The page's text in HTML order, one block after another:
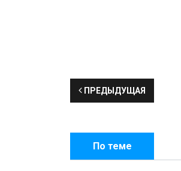
ПРЕДЫДУЩАЯ
По теме